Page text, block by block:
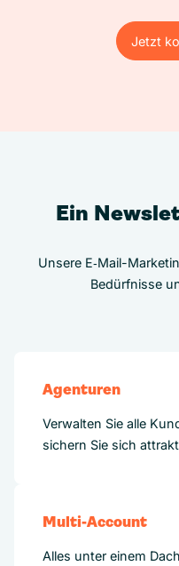
Jetzt
Jetzt
Ein
Unsere E‑Mail-
Bedürfnisse
Agenturen
Verwalten Sie alle
sichern Sie sich
Multi-Account
Alles unter einem